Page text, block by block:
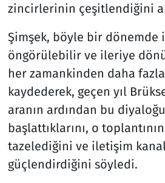
zincirlerinin çeşitlendiğini
Şimşek, böyle bir dönemde
öngörülebilir ve ileriye
her zamankinden daha fazla
kaydederek, geçen yıl
aranın ardından bu
başlattıklarını, o
tazelediğini ve iletişim
güçlendirdiğini söyledi.